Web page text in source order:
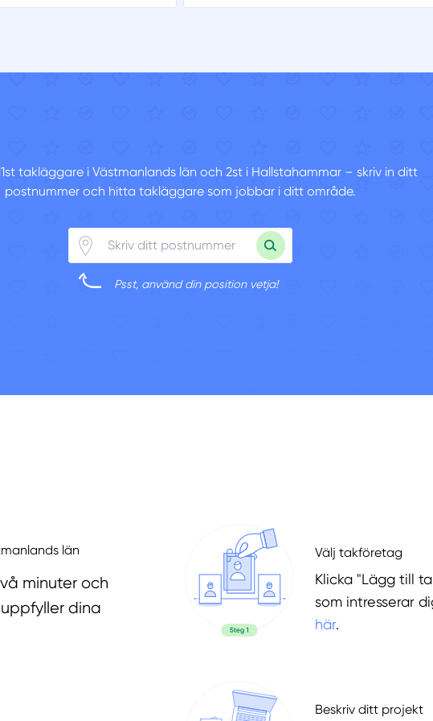
takläggare i Västmanlands län och 2st i Hallstahammar – skriv in ditt
postnummer och hitta takläggare som jobbar i ditt område.
Psst, använd din position vetja!
län
minuter och
dina
Välj takföretag
Klicka "Lägg till
som intresserar
här.
Beskriv ditt projekt